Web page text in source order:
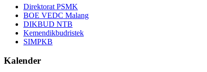
Direktorat PSMK
BOE VEDC Malang
DIKBUD NTB
Kemendikbudristek
SIMPKB
Kalender